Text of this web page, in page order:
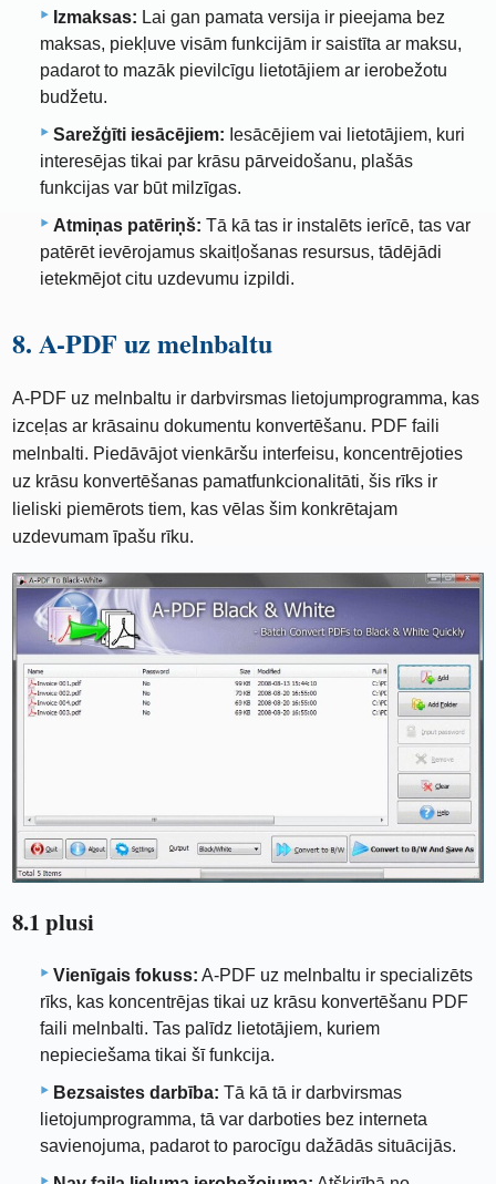
Izmaksas: Lai gan pamata versija ir pieejama bez
maksas, piekļuve visām funkcijām ir saistīta ar maksu,
padarot to mazāk pievilcīgu lietotājiem ar ierobežotu
budžetu.
Sarežģīti iesācējiem: Iesācējiem vai lietotājiem, kuri
interesējas tikai par krāsu pārveidošanu, plašās
funkcijas var būt milzīgas.
Atmiņas patēriņš: Tā kā tas ir instalēts ierīcē, tas var
patērēt ievērojamus skaitļošanas resursus, tādējādi
ietekmējot citu uzdevumu izpildi.
8. A-PDF uz melnbaltu
A-PDF uz melnbaltu ir darbvirsmas lietojumprogramma, kas
izceļas ar krāsainu dokumentu konvertēšanu. PDF faili
melnbalti. Piedāvājot vienkāršu interfeisu, koncentrējoties
uz krāsu konvertēšanas pamatfunkcionalitāti, šis rīks ir
lieliski piemērots tiem, kas vēlas šim konkrētajam
uzdevumam īpašu rīku.
8.1 plusi
Vienīgais fokuss: A-PDF uz melnbaltu ir specializēts
rīks, kas koncentrējas tikai uz krāsu konvertēšanu PDF
faili melnbalti. Tas palīdz lietotājiem, kuriem
nepieciešama tikai šī funkcija.
Bezsaistes darbība: Tā kā tā ir darbvirsmas
lietojumprogramma, tā var darboties bez interneta
savienojuma, padarot to parocīgu dažādās situācijās.